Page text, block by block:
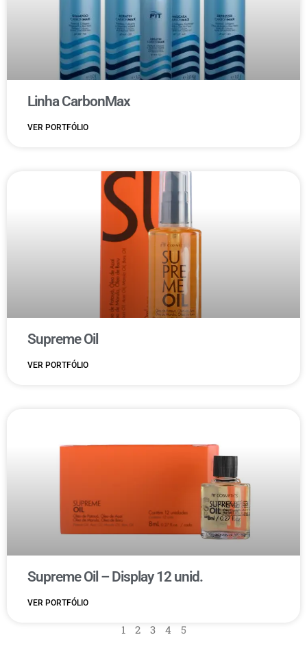
Linha CarbonMax
VER PORTFÓLIO
Supreme Oil
VER PORTFÓLIO
Supreme Oil – Display 12 unid.
VER PORTFÓLIO
1 2 3 4 5